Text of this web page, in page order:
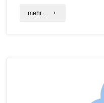
mehr ... "Was